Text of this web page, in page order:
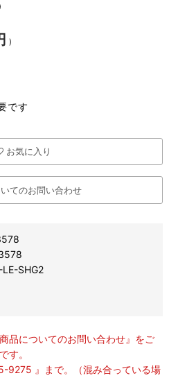
)
です
お気に入り
てのお問い合わせ
LE-SHG2
品についてのお問い合わせ』をご
す。
9275 』まで。（混み合っている場